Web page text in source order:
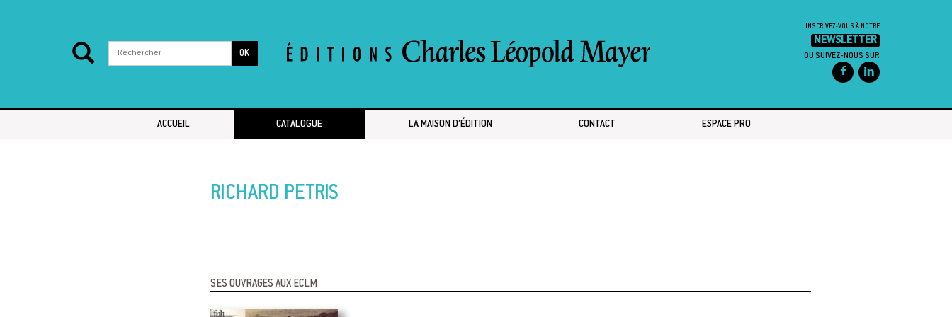
OK
INSCRIVEZ-VOUS À NOTRE
NEWSLETTER
OU SUIVEZ-NOUS SUR
ACCUEIL CATALOGUE LA MAISON D’ÉDITION CONTACT ESPACE PRO
RICHARD PETRIS
SES OUVRAGES AUX ECLM